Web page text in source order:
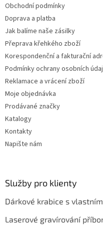
Obchodní podmínky
Doprava a platba
Jak balíme naše zásilky
Přeprava křehkého zboží
Korespondenční a fakturační
Podmínky ochrany osobních
Reklamace a vrácení zboží
Moje objednávka
Prodávané značky
Katalogy
Kontakty
Napište nám
Služby pro klienty
Dárkové krabice s
Laserové gravírování